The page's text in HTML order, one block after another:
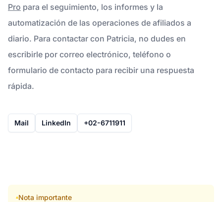
Pro para el seguimiento, los informes y la
automatización de las operaciones de afiliados a
diario. Para contactar con Patricia, no dudes en
escribirle por correo electrónico, teléfono o
formulario de contacto para recibir una respuesta
rápida.
Mail LinkedIn +02-6711911
Nota importante